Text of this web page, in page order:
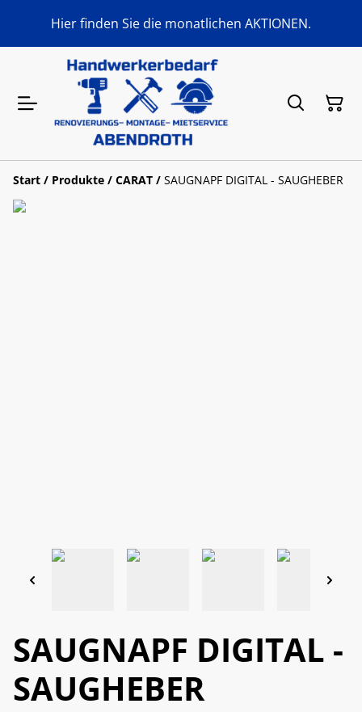
Hier finden Sie die monatlichen AKTIONEN.
Start / Produkte / CARAT / SAUGNAPF DIGITAL - SAUGHEBER
SAUGNAPF DIGITAL -
SAUGHEBER